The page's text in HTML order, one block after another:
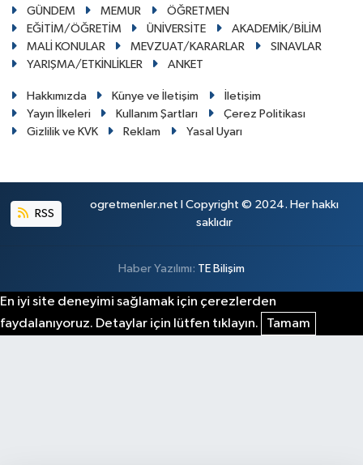
GÜNDEM MEMUR
ÖĞRETMEN
EĞİTİM/ÖĞRETİM
ÜNİVERSİTE
AKADEMİK/BİLİM
MALİ KONULAR
MEVZUAT/KARARLAR
SINAVLAR
YARIŞMA/ETKİNLİKLER
ANKET
Hakkımızda Künye ve İletişim
İletişim
Yayın İlkeleri
Kullanım Şartları
Çerez Politikası
Gizlilik ve KVK
Reklam Yasal Uyarı
RSS
ogretmenler.net I Copyright © 2024. Her hakkı
saklıdır
Haber Yazılımı: TE Bilişim
En iyi site deneyimi sağlamak için çerezlerden
faydalanıyoruz. Detaylar için lütfen tıklayın.
Tamam